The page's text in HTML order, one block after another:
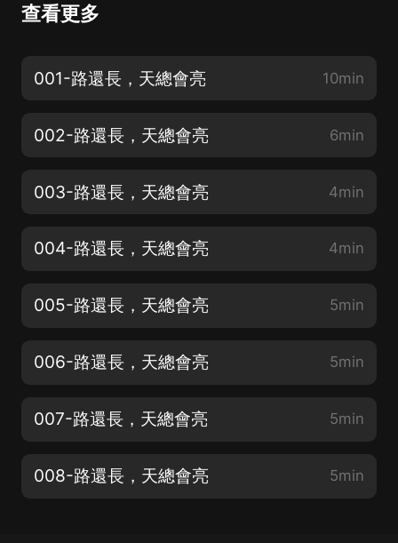
查看更多
001-路還長，天總會亮 10min
002-路還長，天總會亮 6min
003-路還長，天總會亮 4min
004-路還長，天總會亮 4min
005-路還長，天總會亮 5min
006-路還長，天總會亮 5min
007-路還長，天總會亮 5min
008-路還長，天總會亮 5min